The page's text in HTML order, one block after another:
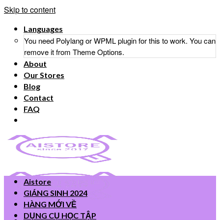
Skip to content
Languages
You need Polylang or WPML plugin for this to work. You can
remove it from Theme Options.
About
Our Stores
Blog
Contact
FAQ
Aistore
GIÁNG SINH 2024
HÀNG MỚI VỀ
DỤNG CỤ HỌC TẬP